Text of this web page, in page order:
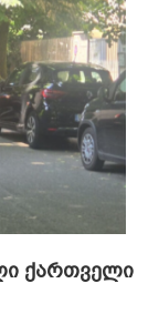
ქართველი